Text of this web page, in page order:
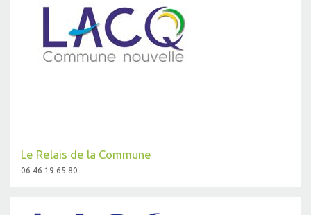
Le Relais de la Commune
06 46 19 65 80